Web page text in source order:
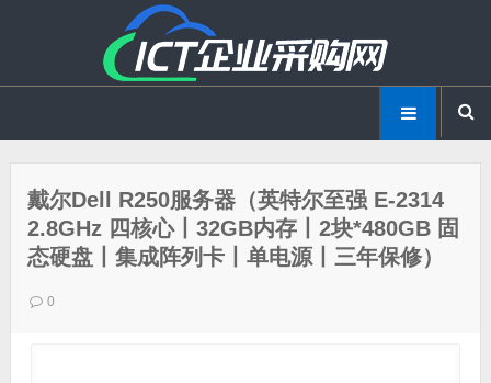
戴尔Dell R250服务器（英特尔至强 E-2314
2.8GHz 四核心丨32GB内存丨2块*480GB 固
态硬盘丨集成阵列卡丨单电源丨三年保修）
0